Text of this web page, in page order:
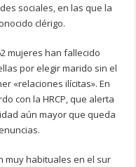
sociales, en las que la
clérigo.
mujeres han fallecido
por elegir marido sin el
«relaciones ilícitas». En
con la HRCP, que alerta
aún mayor que queda
muy habituales en el sur